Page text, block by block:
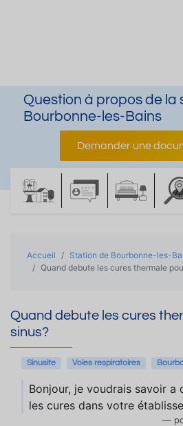
Question à propos de la
Bourbonne-les-Bains
Demander une
Accueil Station de Bourbonne-les-
Quand debute les cures thermale
Quand debute les cures
sinus?
Sinusite Voies respiratoires
Bonjour, je voudrais savoir a
les cures dans votre